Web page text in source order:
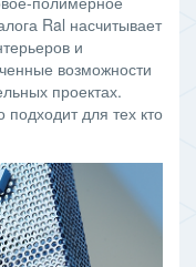
Ral насчитывает
и
возможности
проектах.
для тех кто